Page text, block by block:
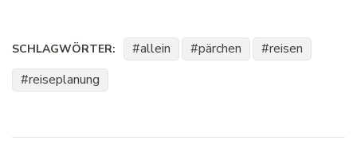
SCHLAGWÖRTER: allein pärchen
reisen
reiseplanung